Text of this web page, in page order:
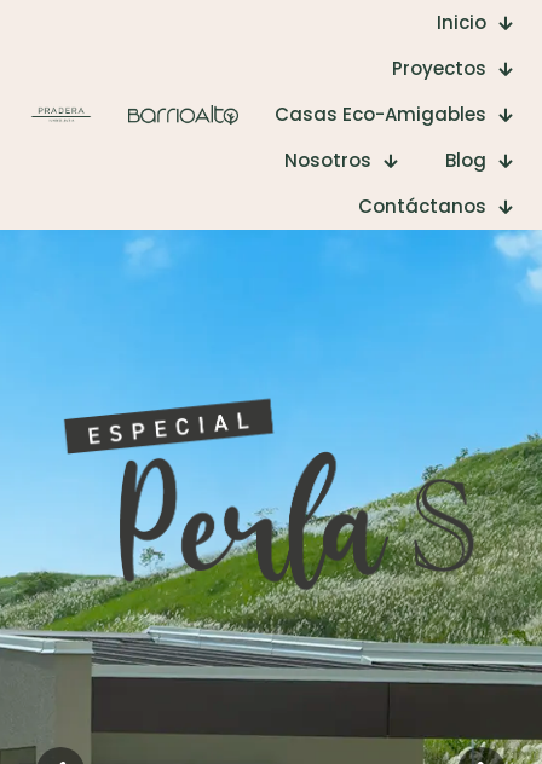
Inicio
Proyectos
Casas Eco-Amigables
Nosotros
Blog
Contáctanos